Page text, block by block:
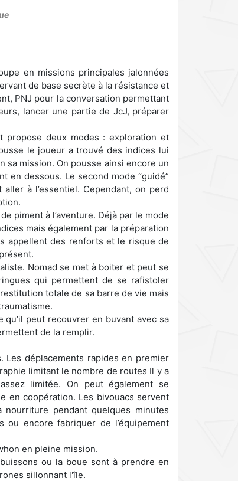
en missions principales jalonnées
de base secrète à la résistance et
PNJ pour la conversation permettant
lancer une partie de JcJ, préparer
propose deux modes : exploration et
le joueur a trouvé des indices lui
sa mission. On pousse ainsi encore un
en dessous. Le second mode “guidé”
à l’essentiel. Cependant, on perd
piment à l’aventure. Déjà par le mode
mais également par la préparation
appellent des renforts et le risque de
Nomad se met à boiter et peut se
qui permettent de se rafistoler
totale de sa barre de vie mais
qu’il peut recouvrer en buvant avec sa
de la remplir.
Les déplacements rapides en premier
limitant le nombre de routes Il y a
limitée. On peut également se
en coopération. Les bivouacs servent
pendant quelques minutes
ou encore fabriquer de l’équipement
en pleine mission.
ou la boue sont à prendre en
sillonnant l'île.